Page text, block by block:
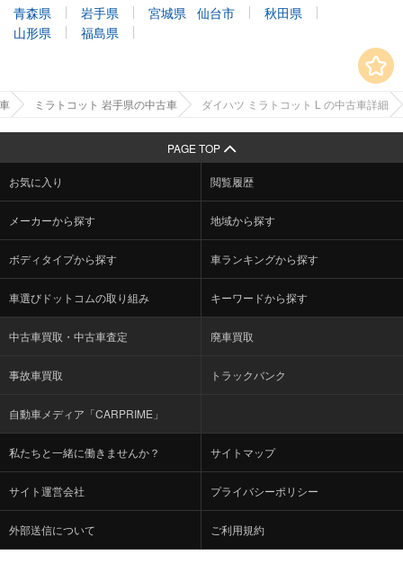
青森県
岩手県 宮城県 仙台市
秋田県
山形県
福島県
ミラトコット 岩手県の中古車 ダイハツ ミラトコット L の中古車詳細
PAGE TOP
お気に入り 閲覧履歴
メーカーから探す 地域から探す
ボディタイプから探す 車ランキングから探す
車選びドットコムの取り組み キーワードから探す
中古車買取・中古車査定 廃車買取
事故車買取 トラックバンク
自動車メディア「CARPRIME」
私たちと一緒に働きませんか？ サイトマップ
サイト運営会社 プライバシーポリシー
外部送信について ご利用規約